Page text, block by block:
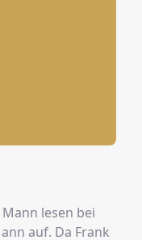
lesen bei
auf. Da Frank